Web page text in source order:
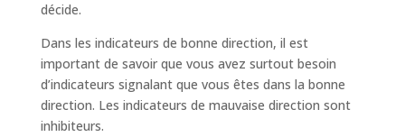
décide.
Dans les indicateurs de bonne direction, il est
important de savoir que vous avez surtout besoin
d’indicateurs signalant que vous êtes dans la bonne
direction. Les indicateurs de mauvaise direction sont
inhibiteurs.